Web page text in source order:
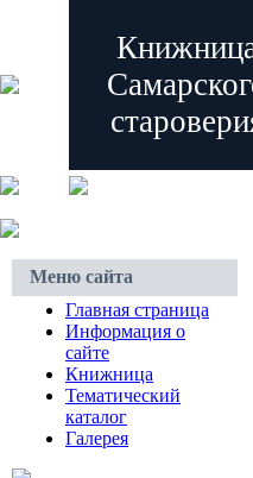
Меню сайта
Главная страница
Информация о
сайте
Книжница
Тематический
каталог
Галерея